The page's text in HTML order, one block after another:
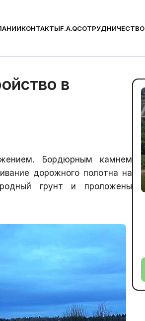
КОНТАКТЫF.A.QСОТРУДНИЧЕСТВО
в
Бордюрным камнем
дорожного полотна на
грунт и проложены